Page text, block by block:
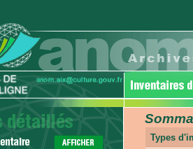
Types